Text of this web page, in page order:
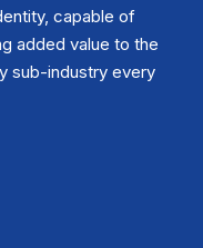
capable of
added value to the
sub-industry every